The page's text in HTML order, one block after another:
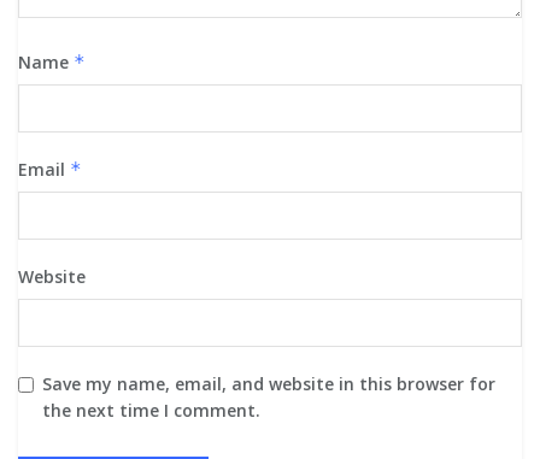
Name *
Email *
Website
Save my name, email, and website in this browser for
the next time I comment.